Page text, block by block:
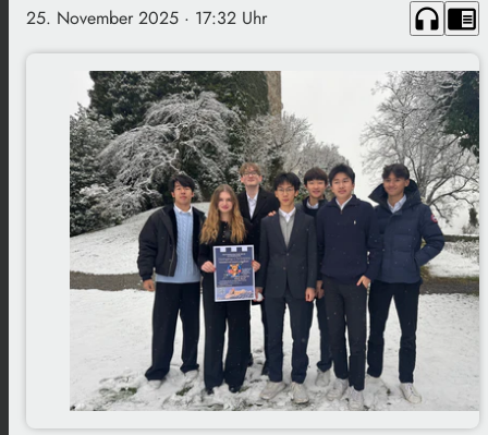
25. November 2025 · 17:32 Uhr headphones chrome_reader_mode